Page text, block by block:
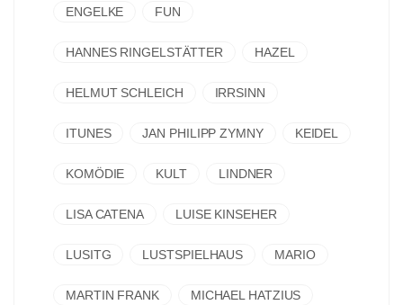
ENGELKE FUN
HANNES RINGELSTÄTTER HAZEL
HELMUT SCHLEICH IRRSINN
ITUNES JAN PHILIPP ZYMNY KEIDEL
KOMÖDIE KULT LINDNER
LISA CATENA LUISE KINSEHER
LUSITG LUSTSPIELHAUS MARIO
MARTIN FRANK MICHAEL HATZIUS